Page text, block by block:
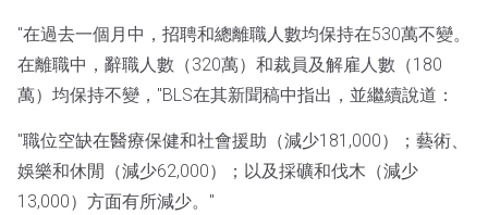
"在過去一個月中，招聘和總離職人數均保持在530萬不變。
在離職中，辭職人數（320萬）和裁員及解雇人數（180
萬）均保持不變，"BLS在其新聞稿中指出，並繼續說道：
"職位空缺在醫療保健和社會援助（減少181,000）；藝術、
娛樂和休閒（減少62,000）；以及採礦和伐木（減少
13,000）方面有所減少。"